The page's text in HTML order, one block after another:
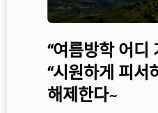
“여름방학 어디
“시원하게 피서
해제한다~